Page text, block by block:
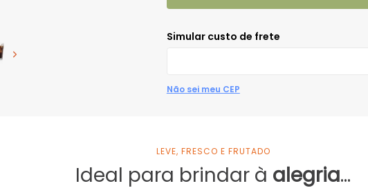
Não sei meu CEP
LEVE, FRESCO E FRUTADO
Ideal para brindar à alegria...